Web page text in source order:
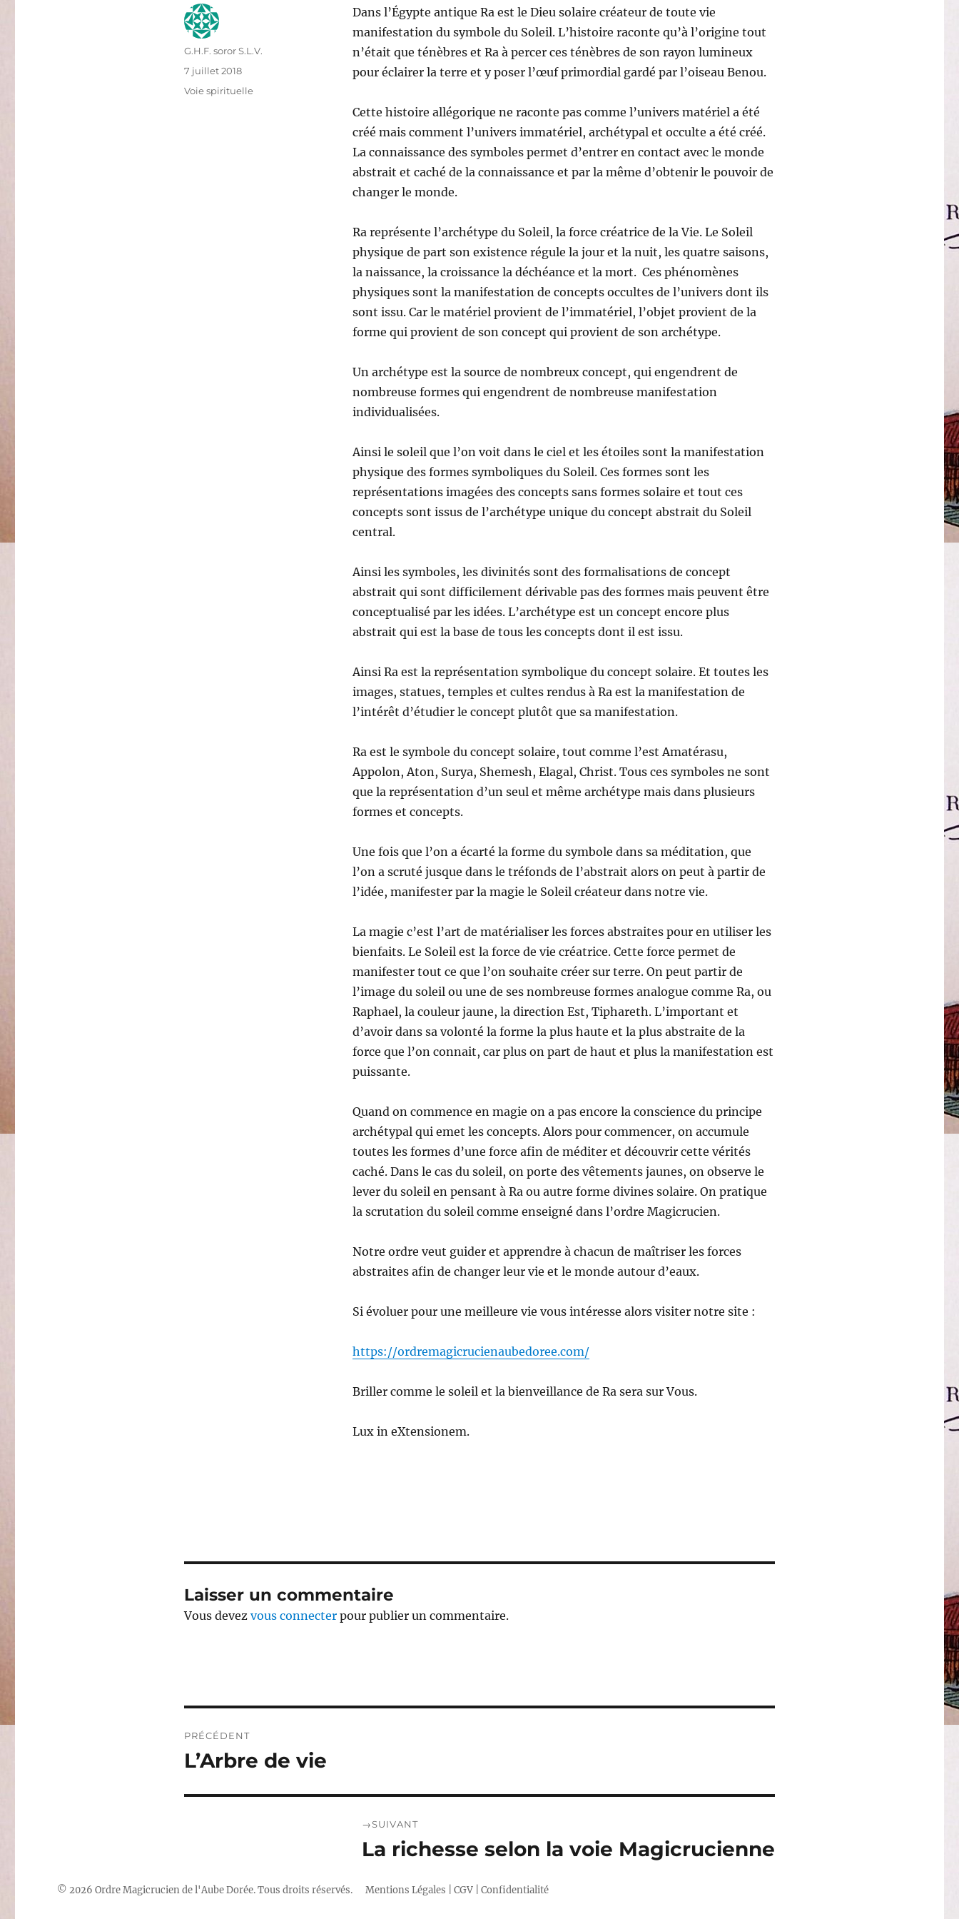
Dans l’Égypte antique Ra est le Dieu solaire créateur de toute vie
manifestation du symbole du Soleil. L’histoire raconte qu’à l’origine tout
n’était que ténèbres et Ra à percer ces ténèbres de son rayon lumineux
pour éclairer la terre et y poser l’œuf primordial gardé par l’oiseau Benou.
Cette histoire allégorique ne raconte pas comme l’univers matériel a été
créé mais comment l’univers immatériel, archétypal et occulte a été créé.
La connaissance des symboles permet d’entrer en contact avec le monde
abstrait et caché de la connaissance et par la même d’obtenir le pouvoir de
changer le monde.
Ra représente l’archétype du Soleil, la force créatrice de la Vie. Le Soleil
physique de part son existence régule la jour et la nuit, les quatre saisons,
la naissance, la croissance la déchéance et la mort. Ces phénomènes
physiques sont la manifestation de concepts occultes de l’univers dont ils
sont issu. Car le matériel provient de l’immatériel, l’objet provient de la
forme qui provient de son concept qui provient de son archétype.
Un archétype est la source de nombreux concept, qui engendrent de
nombreuse formes qui engendrent de nombreuse manifestation
individualisées.
Ainsi le soleil que l’on voit dans le ciel et les étoiles sont la manifestation
physique des formes symboliques du Soleil. Ces formes sont les
représentations imagées des concepts sans formes solaire et tout ces
concepts sont issus de l’archétype unique du concept abstrait du Soleil
central.
Ainsi les symboles, les divinités sont des formalisations de concept
abstrait qui sont difficilement dérivable pas des formes mais peuvent être
conceptualisé par les idées. L’archétype est un concept encore plus
abstrait qui est la base de tous les concepts dont il est issu.
Ainsi Ra est la représentation symbolique du concept solaire. Et toutes les
images, statues, temples et cultes rendus à Ra est la manifestation de
l’intérêt d’étudier le concept plutôt que sa manifestation.
Ra est le symbole du concept solaire, tout comme l’est Amatérasu,
Appolon, Aton, Surya, Shemesh, Elagal, Christ. Tous ces symboles ne sont
que la représentation d’un seul et même archétype mais dans plusieurs
formes et concepts.
Une fois que l’on a écarté la forme du symbole dans sa méditation, que
l’on a scruté jusque dans le tréfonds de l’abstrait alors on peut à partir de
l’idée, manifester par la magie le Soleil créateur dans notre vie.
La magie c’est l’art de matérialiser les forces abstraites pour en utiliser les
bienfaits. Le Soleil est la force de vie créatrice. Cette force permet de
manifester tout ce que l’on souhaite créer sur terre. On peut partir de
l’image du soleil ou une de ses nombreuse formes analogue comme Ra, ou
Raphael, la couleur jaune, la direction Est, Tiphareth. L’important et
d’avoir dans sa volonté la forme la plus haute et la plus abstraite de la
force que l’on connait, car plus on part de haut et plus la manifestation est
puissante.
Quand on commence en magie on a pas encore la conscience du principe
archétypal qui emet les concepts. Alors pour commencer, on accumule
toutes les formes d’une force afin de méditer et découvrir cette vérités
caché. Dans le cas du soleil, on porte des vêtements jaunes, on observe le
lever du soleil en pensant à Ra ou autre forme divines solaire. On pratique
la scrutation du soleil comme enseigné dans l’ordre Magicrucien.
Notre ordre veut guider et apprendre à chacun de maîtriser les forces
abstraites afin de changer leur vie et le monde autour d’eaux.
Si évoluer pour une meilleure vie vous intéresse alors visiter notre site :
https://ordremagicrucienaubedoree.com/
Briller comme le soleil et la bienveillance de Ra sera sur Vous.
Lux in eXtensionem.
Auteur
G.H.F. soror S.L.V.
Publié
7 juillet 2018
Catégories
Voie spirituelle
Laisser un commentaire
Vous devez vous connecterpour publier un commentaire.
de
PRÉCÉDENT
Publication
L’Arbre de vie
SUIVANT
Publication
La richesse selon la voie Magicrucienne
© 2026 Ordre Magicrucien de l'Aube Dorée. Tous droits réservés. Mentions Légales |CGV |Confidentialité